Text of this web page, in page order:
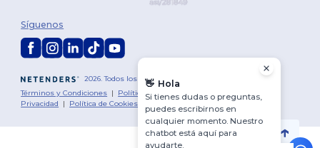
2026. Todos los derechos reservados
Términos y Condiciones | Política de personalización
Política de
Privacidad | Política de Cookies
Síguenos
👋 Hola
Si tienes dudas o preguntas,
puedes escribirnos en
cualquier momento. Nuestro
chatbot está aquí para
ayudarte.